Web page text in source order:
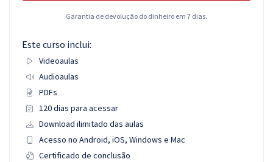
Garantia de devolução do dinheiro em 7 dias.
Este curso inclui:
Videoaulas
Audioaulas
PDFs
120 dias para acessar
Download ilimitado das aulas
Acesso no Android, iOS, Windows e Mac
Certificado de conclusão